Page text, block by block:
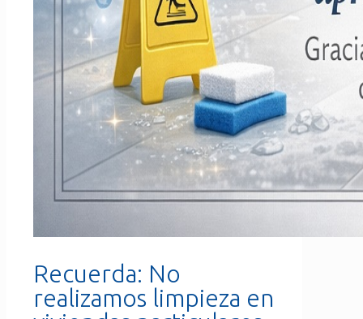
Recuerda: No
realizamos limpieza en